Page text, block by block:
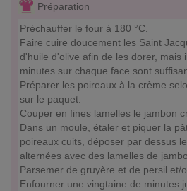
Préparation
Préchauffer le four à 180 °C.
Faire cuire doucement les Saint
d'huile d'olive afin de les dorer, mais
minutes sur chaque face sont
Préparer les poireaux à la crème
sur le paquet.
Couper en fines lamelles le jambon
Dans un moule, étaler et piquer la
poireaux cuits, déposer par dessus
alternées avec des lamelles de
Parsemer de gruyère et de persil et/
Enfourner une vingtaine de minutes